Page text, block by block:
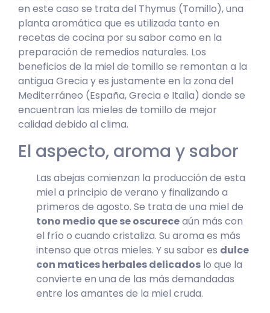
en este caso se trata del Thymus (Tomillo), una
planta aromática que es utilizada tanto en
recetas de cocina por su sabor como en la
preparación de remedios naturales. Los
beneficios de la miel de tomillo se remontan a la
antigua Grecia y es justamente en la zona del
Mediterráneo (España, Grecia e Italia) donde se
encuentran las mieles de tomillo de mejor
calidad debido al clima.
El aspecto, aroma y sabor
Las abejas comienzan la producción de esta
miel a principio de verano y finalizando a
primeros de agosto. Se trata de una miel de
tono medio que se oscureceaún más con
el frío o cuando cristaliza. Su aroma es más
intenso que otras mieles. Y su sabor es dulce
con matices herbales delicados lo que la
convierte en una de las más demandadas
entre los amantes de la miel cruda.